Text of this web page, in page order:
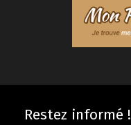
Restez informé !